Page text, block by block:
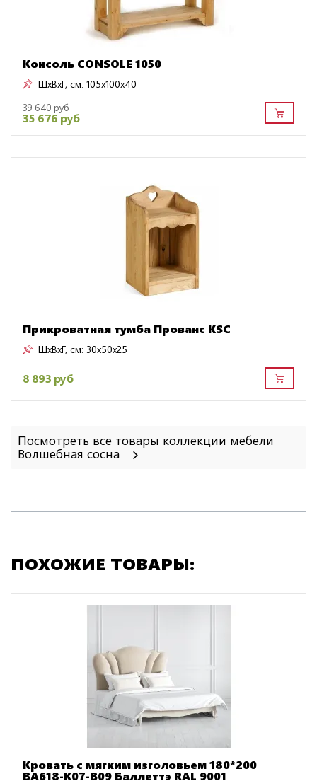
Консоль CONSOLE 1050
ШxВxГ, см: 105x100x40
39 640 руб
35 676 руб
Прикроватная тумба Прованс KSC
ШxВxГ, см: 30x50x25
8 893 руб
Посмотреть все товары коллекции мебели
Волшебная сосна
ПОХОЖИЕ ТОВАРЫ:
Кровать с мягким изголовьем 180*200
BA618-K07-B09 Баллеттэ RAL 9001